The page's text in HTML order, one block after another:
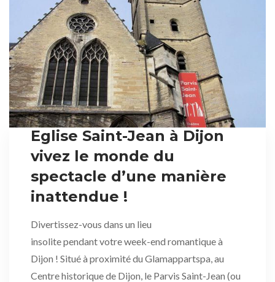
Eglise Saint-Jean à Dijon
vivez le monde du
spectacle d’une manière
inattendue !
Divertissez-vous dans un lieu
insolite pendant votre week-end romantique à
Dijon ! Situé à proximité du Glamappartspa, au
Centre historique de Dijon, le Parvis Saint-Jean (ou